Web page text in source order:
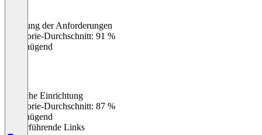
Erfüllung der Anforderungen
Kategorie-Durchschnitt: 91 %
Ungenügend
Einfache Einrichtung
Kategorie-Durchschnitt: 87 %
Ungenügend
Weiterführende Links